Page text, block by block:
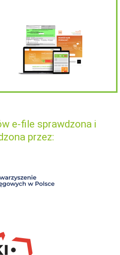
e-file sprawdzona i
przez: